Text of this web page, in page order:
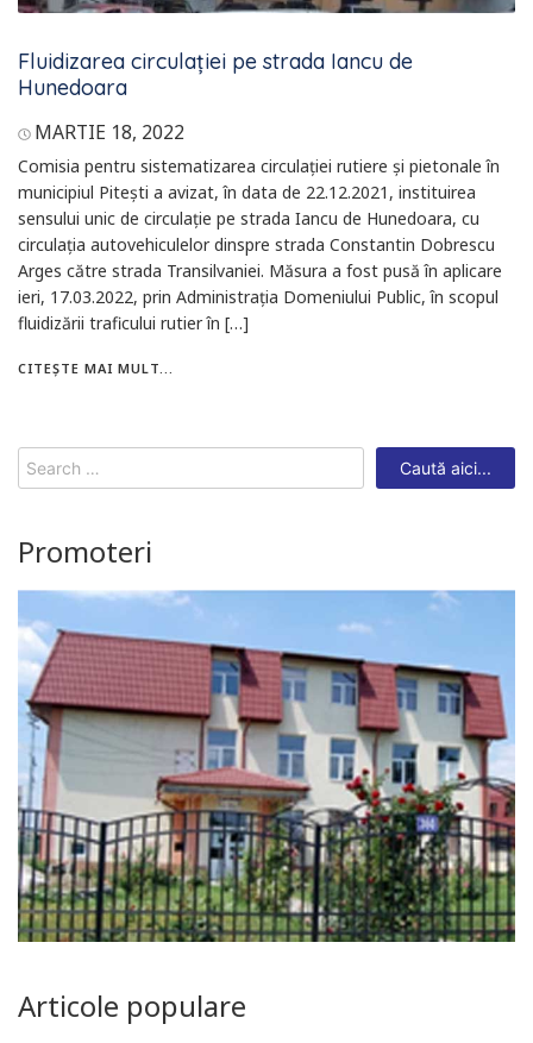
Fluidizarea circulației pe strada Iancu de
Hunedoara
MARTIE 18, 2022
Comisia pentru sistematizarea circulației rutiere și pietonale în
municipiul Pitești a avizat, în data de 22.12.2021, instituirea
sensului unic de circulație pe strada Iancu de Hunedoara, cu
circulația autovehiculelor dinspre strada Constantin Dobrescu
Arges către strada Transilvaniei. Măsura a fost pusă în aplicare
ieri, 17.03.2022, prin Administrația Domeniului Public, în scopul
fluidizării traficului rutier în […]
CITEȘTE MAI MULT...
Search
for:
Promoteri
Articole populare